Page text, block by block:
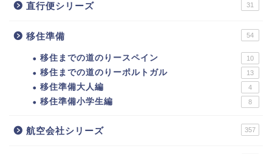
直行便シリーズ 31
移住準備 54
移住までの道のりースペイン 10
移住までの道のりーポルトガル 13
移住準備大人編 4
移住準備小学生編 8
航空会社シリーズ 357